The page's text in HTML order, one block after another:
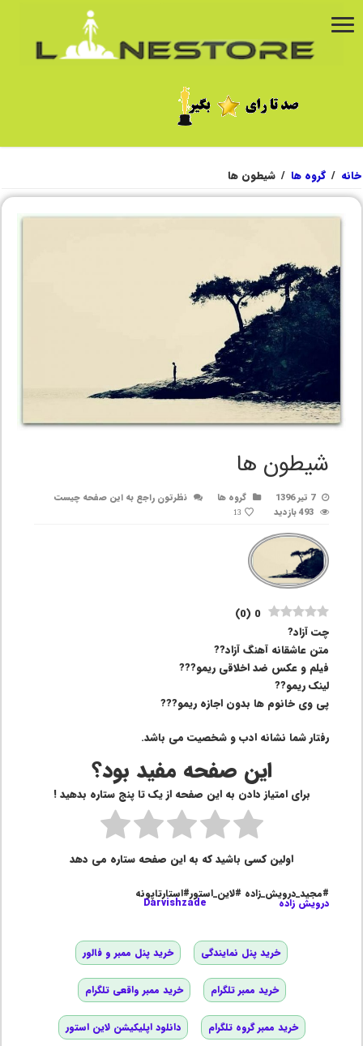
خانه / گروه ها / شیطون ها
شیطون ها
7 تیر 1396 گروه ها
نظرتون راجع به این صفحه چیست
493 بازدید
13
0
(
0
)
چت آزاد?
متن عاشقانه آهنگ آزاد??
فیلم و عکس ضد اخلاقی ریمو???
لینک ریمو??
پی وی خانوم ها بدون اجازه ریمو???
رفتار شما نشانه ادب و شخصیت می باشد.
این صفحه مفید بود؟
برای امتیاز دادن به این صفحه از یک تا پنج ستاره بدهید !
اولین کسی باشید که به این صفحه ستاره می دهد
#مجید_درویش_زاده #لاین_استور#استارتاپونه
درویش زاده Darvishzade
خرید پنل نمایندگی خرید پنل ممبر و فالور
خرید ممبر تلگرام خرید ممبر واقعی تلگرام
خرید ممبر گروه تلگرام دانلود اپلیکیشن لاین استور